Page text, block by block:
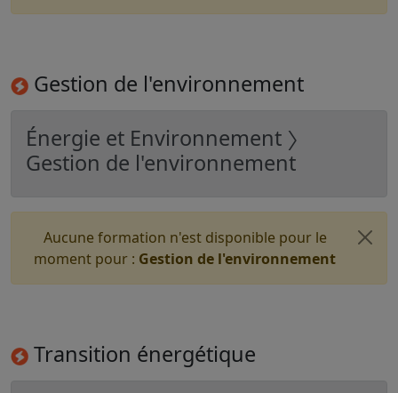
Gestion de l'environnement
Énergie et Environnement 〉
Gestion de l'environnement
Aucune formation n'est disponible pour le
moment pour : Gestion de l'environnement
Transition énergétique